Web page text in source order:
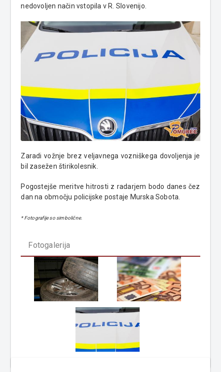
nedovoljen način vstopila v R. Slovenijo.
Zaradi vožnje brez veljavnega vozniškega dovoljenja je
bil zasežen štirikolesnik.
Pogostejše meritve hitrosti z radarjem bodo danes čez
dan na območju policijske postaje Murska Sobota.
* Fotografije so simbolične.
Fotogalerija